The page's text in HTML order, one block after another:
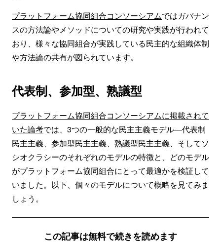
プラットフォーム協同組合コンソーシアムではガバナン
スの方法論やメソッドについての研究や実践が行われて
おり、様々な協同組合が実践している民主的な組織体制
や方法論の共有が図られています。
代表制、参加型、熟議型
プラットフォーム協同組合コンソーシアムに掲載されて
いた論考では、3つの一般的な民主主義モデル—代表制
民主主義、参加型民主主義、熟議型民主主義、そしてソ
シオクラシーのそれぞれのモデルの特徴と、どのモデル
がプラットフォーム協同組合にとって最適かを検証して
いました。以下、個々のモデルについて概略を見てみま
しょう。
この記事は無料で続きを読めます